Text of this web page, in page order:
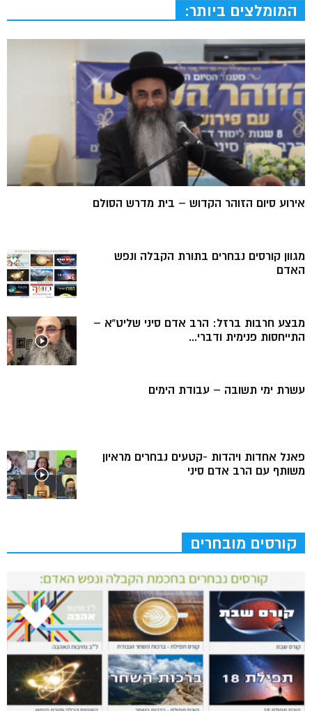
המומלצים ביותר:
אירוע סיום הזוהר הקדוש – בית מדרש הסולם
מגוון קורסים נבחרים בתורת הקבלה ונפש
האדם
מבצע חרבות ברזל: הרב אדם סיני שליט”א –
התייחסות פנימית ודברי...
עשרת ימי תשובה – עבודת הימים
פאנל אחדות ויהדות -קטעים נבחרים מראיון
משותף עם הרב אדם סיני
קורסים מובחרים